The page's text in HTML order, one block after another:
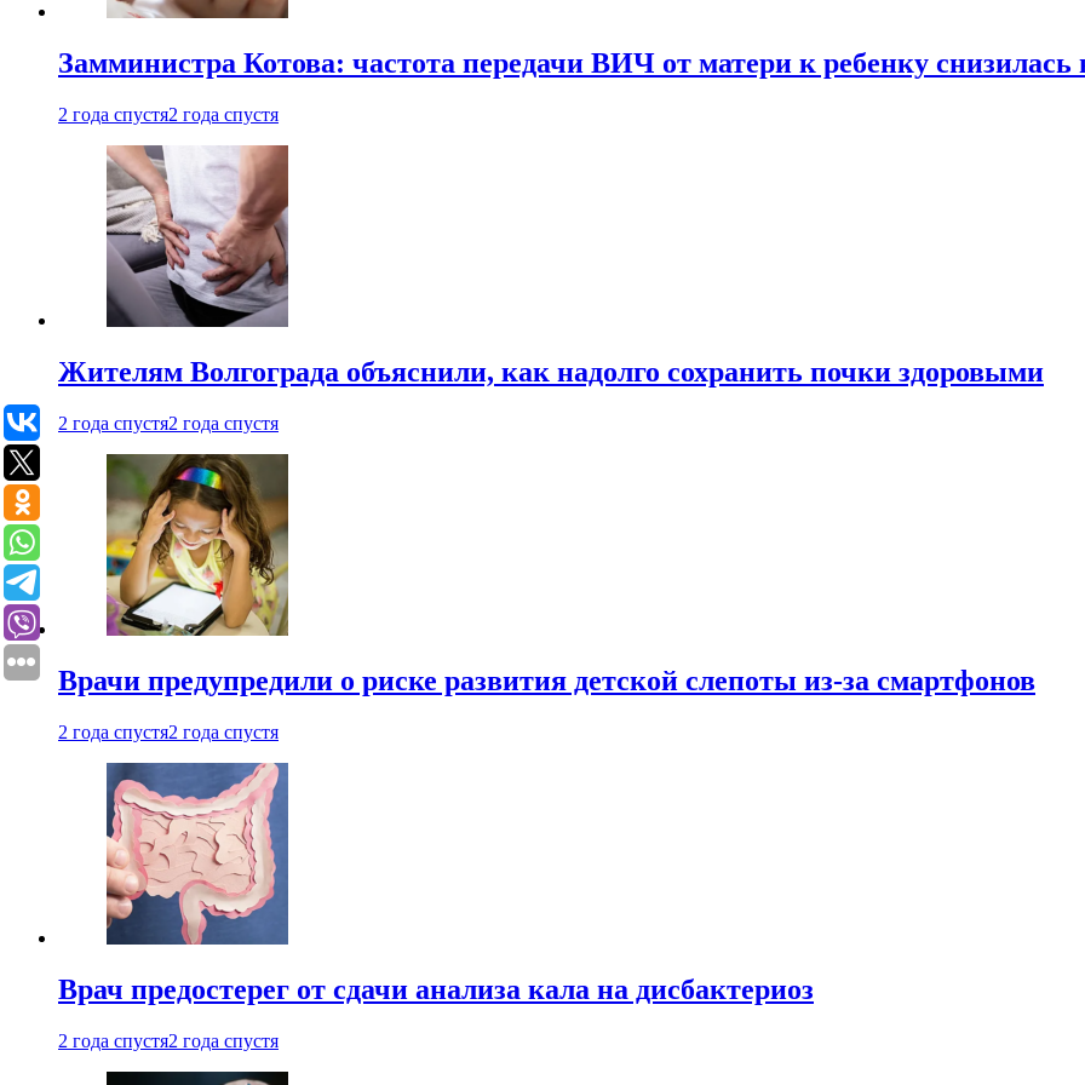
Замминистра Котова: частота передачи ВИЧ от матери к ребенку снизилась
2 года спустя2 года спустя
Жителям Волгограда объяснили, как надолго сохранить почки здоровыми
2 года спустя2 года спустя
Врачи предупредили о риске развития детской слепоты из-за смартфонов
2 года спустя2 года спустя
Врач предостерег от сдачи анализа кала на дисбактериоз
2 года спустя2 года спустя